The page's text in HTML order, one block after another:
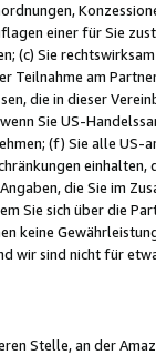
einer für Sie
(c) Sie
Teilnahme am
die in dieser
Sie US-
(f) Sie alle
die Sie im
Sie sich über die
keine
wir sind nicht für
Stelle, an der